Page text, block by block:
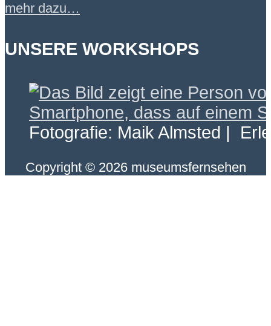
mehr dazu…
UNSERE WORKSHOPS
Fotografie: Maik Almsted |
Copyright © 2026 museumsfernsehen